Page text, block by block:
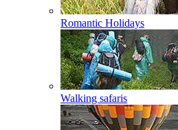
Romantic Holidays
Walking safaris